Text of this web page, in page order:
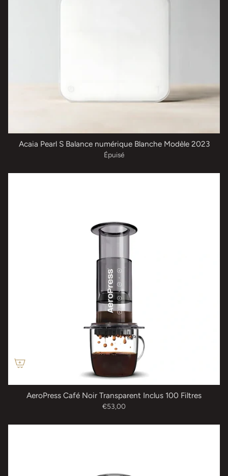
Acaia Pearl S Balance numérique Blanche Modèle 2023
Épuisé
AeroPress Café Noir Transparent Inclus 100 Filtres
€53,00